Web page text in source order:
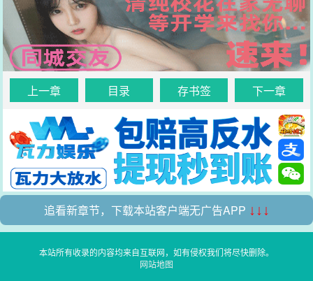
上一章 目录 存书签 下一章
追看新章节，下载本站客户端无广告APP ↓↓↓
本站所有收录的内容均来自互联网，如有侵权我们将尽快删除。
网站地图